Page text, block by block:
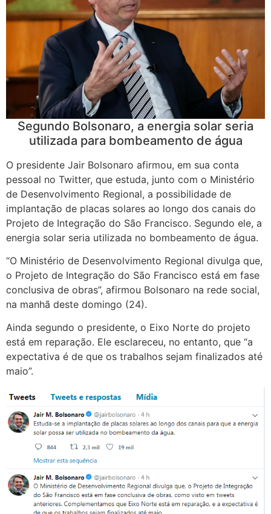
Segundo Bolsonaro, a energia solar seria
utilizada para bombeamento de água
O presidente Jair Bolsonaro afirmou, em sua conta
pessoal no Twitter, que estuda, junto com o Ministério
de Desenvolvimento Regional, a possibilidade de
implantação de placas solares ao longo dos canais do
Projeto de Integração do São Francisco. Segundo ele, a
energia solar seria utilizada no bombeamento de água.
“O Ministério de Desenvolvimento Regional divulga que,
o Projeto de Integração do São Francisco está em fase
conclusiva de obras”, afirmou Bolsonaro na rede social,
na manhã deste domingo (24).
Ainda segundo o presidente, o Eixo Norte do projeto
está em reparação. Ele esclareceu, no entanto, que “a
expectativa é de que os trabalhos sejam finalizados até
maio”.